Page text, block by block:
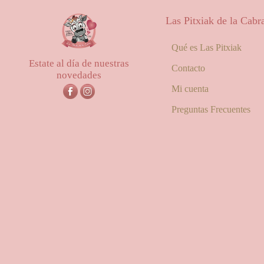
Estate al día de nuestras
novedades
Las Pitxiak de la
Qué es Las Pitxiak
Contacto
Mi cuenta
Preguntas Frecuentes